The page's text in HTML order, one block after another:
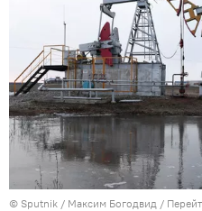
© Sputnik / Максим Богодвид /